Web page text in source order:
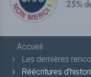
Accueil
Les dernières
Réécritures